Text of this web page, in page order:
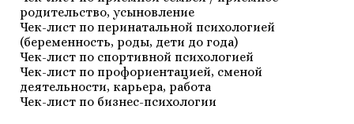
родительство, усыновление
Чек-лист по перинатальной психологией
(беременность, роды, дети до года)
Чек-лист по спортивной психологией
Чек-лист по профориентацией, сменой
деятельности, карьера, работа
Чек-лист по бизнес-психологии